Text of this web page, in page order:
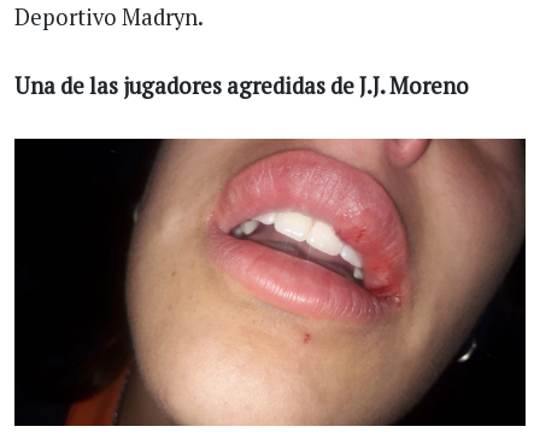
Deportivo Madryn.
Una de las jugadores agredidas de J.J. Moreno